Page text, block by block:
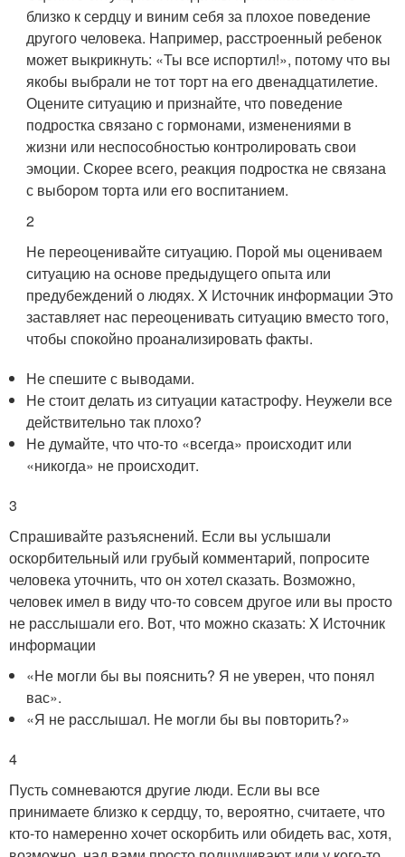
близко к сердцу и виним себя за плохое поведение
другого человека. Например, расстроенный ребенок
может выкрикнуть: «Ты все испортил!», потому что вы
якобы выбрали не тот торт на его двенадцатилетие.
Оцените ситуацию и признайте, что поведение
подростка связано с гормонами, изменениями в
жизни или неспособностью контролировать свои
эмоции. Скорее всего, реакция подростка не связана
с выбором торта или его воспитанием.
2
Не переоценивайте ситуацию. Порой мы оцениваем
ситуацию на основе предыдущего опыта или
предубеждений о людях. X Источник информации Это
заставляет нас переоценивать ситуацию вместо того,
чтобы спокойно проанализировать факты.
Не спешите с выводами.
Не стоит делать из ситуации катастрофу. Неужели все
действительно так плохо?
Не думайте, что что-то «всегда» происходит или
«никогда» не происходит.
3
Спрашивайте разъяснений. Если вы услышали
оскорбительный или грубый комментарий, попросите
человека уточнить, что он хотел сказать. Возможно,
человек имел в виду что-то совсем другое или вы просто
не расслышали его. Вот, что можно сказать: X Источник
информации
«Не могли бы вы пояснить? Я не уверен, что понял
вас».
«Я не расслышал. Не могли бы вы повторить?»
4
Пусть сомневаются другие люди. Если вы все
принимаете близко к сердцу, то, вероятно, считаете, что
кто-то намеренно хочет оскорбить или обидеть вас, хотя,